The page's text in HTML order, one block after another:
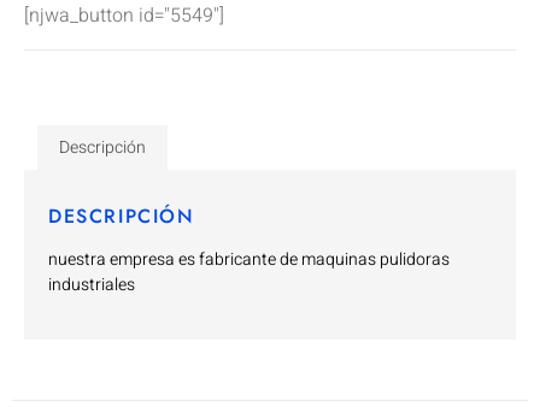
[njwa_button id="5549"]
Descripción
DESCRIPCIÓN
nuestra empresa es fabricante de maquinas pulidoras
industriales